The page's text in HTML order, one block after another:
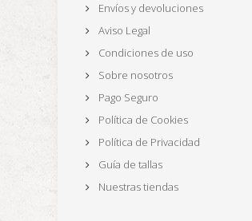
Envíos y devoluciones
Aviso Legal
Condiciones de uso
Sobre nosotros
Pago Seguro
Política de Cookies
Política de Privacidad
Guía de tallas
Nuestras tiendas